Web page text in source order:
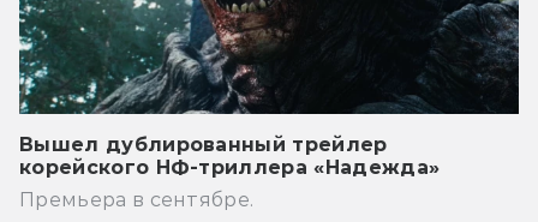
Вышел дублированный трейлер
корейского НФ-триллера «Надежда»
Премьера в сентябре.